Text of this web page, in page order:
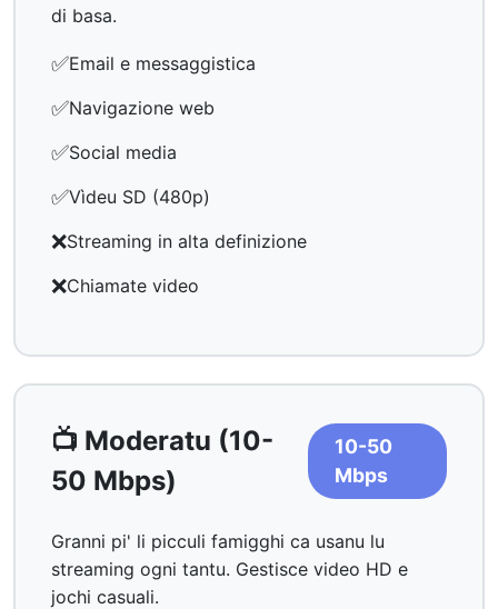
di basa.
✅Email e messaggistica
✅Navigazione web
✅Social media
✅Vìdeu SD (480p)
❌Streaming in alta definizione
❌Chiamate video
📺 Moderatu (10-
50 Mbps)
10-50
Mbps
Granni pi' li picculi famigghi ca usanu lu
streaming ogni tantu. Gestisce video HD e
jochi casuali.